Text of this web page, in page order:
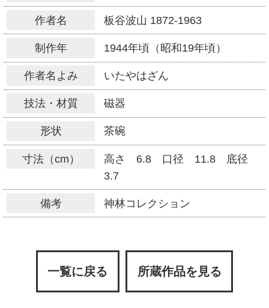
作者名 板谷波山 1872-1963
制作年 1944年頃（昭和19年頃）
作者名よみ いたやはざん
技法・材質 磁器
形状 茶碗
寸法（cm）
高さ 6.8 口径 11.8 底径
3.7
備考 神林コレクション
一覧に戻る 所蔵作品を見る